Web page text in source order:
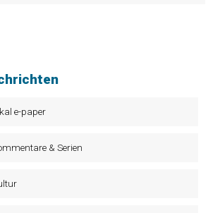
e-paper
& Serien